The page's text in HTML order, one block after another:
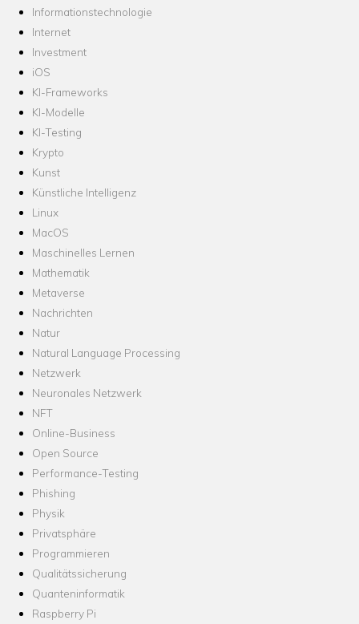
Informationstechnologie
Internet
Investment
iOS
KI-Frameworks
KI-Modelle
KI-Testing
Krypto
Kunst
Künstliche Intelligenz
Linux
MacOS
Maschinelles Lernen
Mathematik
Metaverse
Nachrichten
Natur
Natural Language Processing
Netzwerk
Neuronales Netzwerk
NFT
Online-Business
Open Source
Performance-Testing
Phishing
Physik
Privatsphäre
Programmieren
Qualitätssicherung
Quanteninformatik
Raspberry Pi